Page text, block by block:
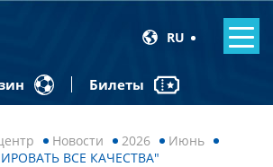
RU
Билеты
Новости 2026
Июнь
ВСЕ КАЧЕСТВА"